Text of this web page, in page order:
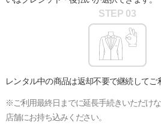
STEP 03
レンタル中の商品は返却不要で継続してご
※ご利用最終日までに延長手続きいただけ
店舗にお持ち込みください。